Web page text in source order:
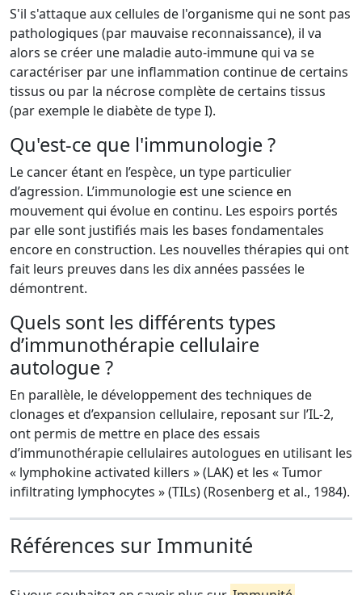
S'il s'attaque aux cellules de l'organisme qui ne sont pas
pathologiques (par mauvaise reconnaissance), il va
alors se créer une maladie auto-immune qui va se
caractériser par une inflammation continue de certains
tissus ou par la nécrose complète de certains tissus
(par exemple le diabète de type I).
Qu'est-ce que l'immunologie ?
Le cancer étant en l’espèce, un type particulier
d’agression. L’immunologie est une science en
mouvement qui évolue en continu. Les espoirs portés
par elle sont justifiés mais les bases fondamentales
encore en construction. Les nouvelles thérapies qui ont
fait leurs preuves dans les dix années passées le
démontrent.
Quels sont les différents types
d’immunothérapie cellulaire
autologue ?
En parallèle, le développement des techniques de
clonages et d’expansion cellulaire, reposant sur l’IL-2,
ont permis de mettre en place des essais
d’immunothérapie cellulaires autologues en utilisant les
« lymphokine activated killers » (LAK) et les « Tumor
infiltrating lymphocytes » (TILs) (Rosenberg et al., 1984).
Références sur Immunité